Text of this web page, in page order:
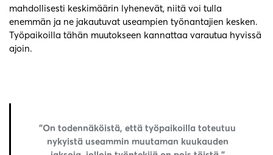
mahdollisesti keskimäärin lyhenevät, niitä voi tulla
enemmän ja ne jakautuvat useampien työnantajien kesken.
Työpaikoilla tähän muutokseen kannattaa varautua hyvissä
ajoin.
”On todennäköistä, että työpaikoilla toteutuu
nykyistä useammin muutaman kuukauden